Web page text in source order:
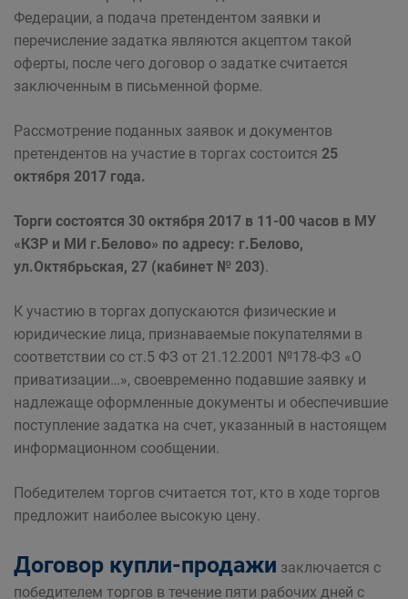
Федерации, а подача претендентом заявки и
перечисление задатка являются акцептом такой
оферты, после чего договор о задатке считается
заключенным в письменной форме.
Рассмотрение поданных заявок и документов
претендентов на участие в торгах состоится 25
октября 2017 года.
Торги состоятся 30 октября 2017 в 11-00 часов в МУ
«КЗР и МИ г.Белово» по адресу: г.Белово,
ул.Октябрьская, 27 (кабинет № 203).
К участию в торгах допускаются физические и
юридические лица, признаваемые покупателями в
соответствии со ст.5 ФЗ от 21.12.2001 №178-ФЗ «О
приватизации…», своевременно подавшие заявку и
надлежаще оформленные документы и обеспечившие
поступление задатка на счет, указанный в настоящем
информационном сообщении.
Победителем торгов считается тот, кто в ходе торгов
предложит наиболее высокую цену.
Договор купли-продажи заключается с
победителем торгов в течение пяти рабочих дней с